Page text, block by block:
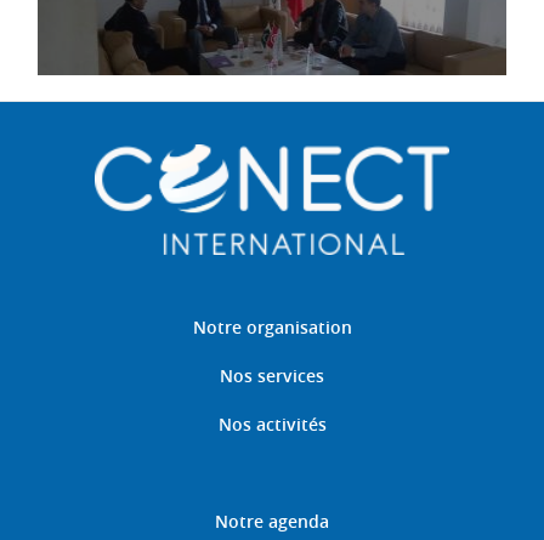
Notre organisation
Nos services
Nos activités
Notre agenda